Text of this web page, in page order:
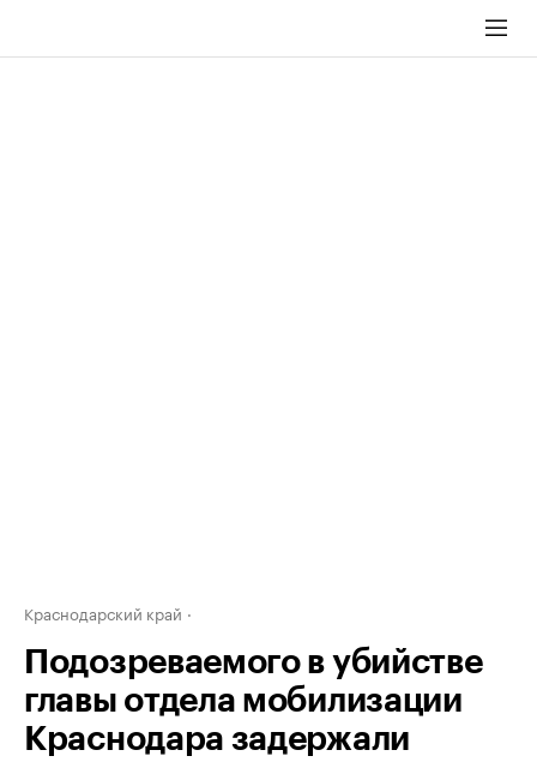
Краснодарский край
Подозреваемого в убийстве
главы отдела мобилизации
Краснодара задержали